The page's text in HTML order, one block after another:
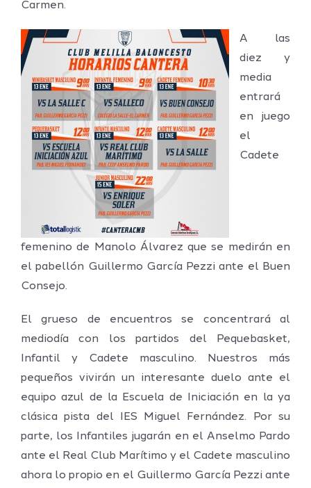
Carmen.
A las
diez y
media
entrará
en juego
el
Cadete
femenino de Manolo Álvarez que se medirán en
el pabellón Guillermo García Pezzi ante el Buen
Consejo.
El grueso de encuentros se concentrará al
mediodía con los partidos del Pequebasket,
Infantil y Cadete masculino. Nuestros más
pequeños vivirán un interesante duelo ante el
equipo azul de la Escuela de Iniciación en la ya
clásica pista del IES Miguel Fernández. Por su
parte, los Infantiles jugarán en el Anselmo Pardo
ante el Real Club Marítimo y el Cadete masculino
ahora lo propio en el Guillermo García Pezzi ante